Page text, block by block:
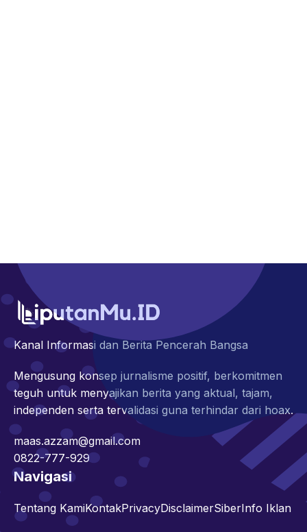
Kanal Informasi dan Berita Pencerah Bangsa
Mengusung konsep jurnalisme positif, berkomitmen
teguh untuk menyajikan berita yang aktual, tajam,
independen serta tervalidasi guna terhindar dari hoax.
maas.azzam@gmail.com
0822-777-929
Navigasi
Tentang KamiKontakPrivacyDisclaimerSiberInfo Iklan